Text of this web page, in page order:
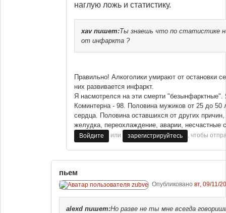
наглую ложь и статистику.
xavпишет:Ты знаешь что по статистике
от инфаркта ?
Правильно! Алкоголики умирают от остановки
них развивается инфаркт.
Я насмотрелся на эти смерти
Коминтерна - 98. Половина мужиков от 25 до 50
сердца. Половина оставшихся от других
желудка, переохлаждение, аварии, несчастные
Войдите или зарегистрируйтесь , чтобы
пьем
Опубликовано вт, 09/11/
alexd пишет:Но разве не ты мне всегда